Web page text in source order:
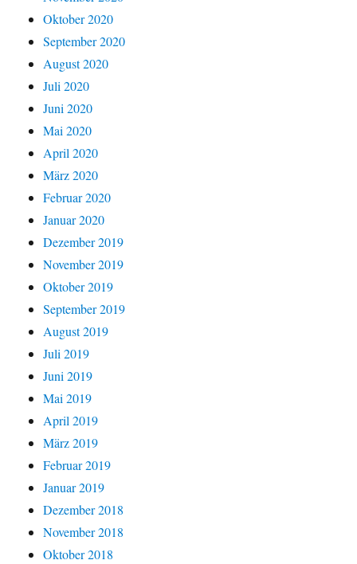
Oktober 2020
September 2020
August 2020
Juli 2020
Juni 2020
Mai 2020
April 2020
März 2020
Februar 2020
Januar 2020
Dezember 2019
November 2019
Oktober 2019
September 2019
August 2019
Juli 2019
Juni 2019
Mai 2019
April 2019
März 2019
Februar 2019
Januar 2019
Dezember 2018
November 2018
Oktober 2018